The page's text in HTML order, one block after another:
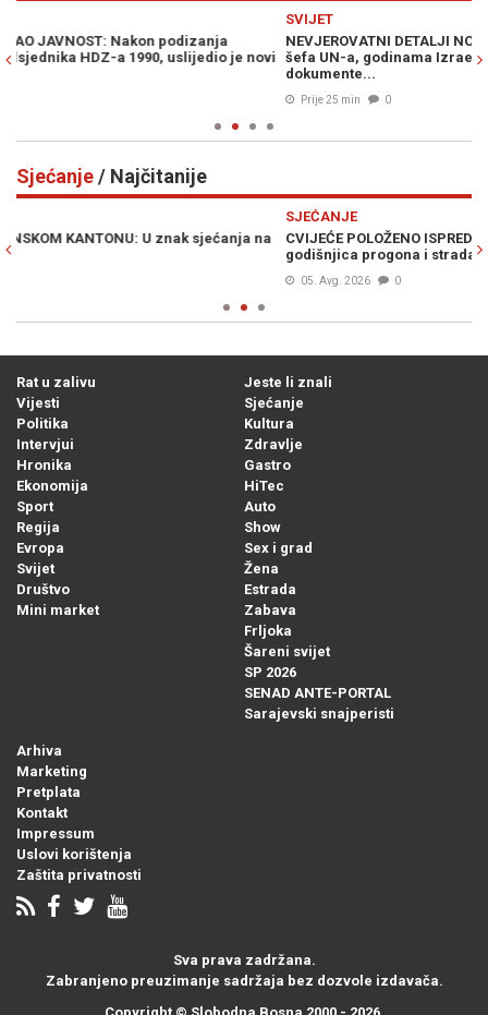
NEVJEROVATNI DETALJI NOVE ŠPIJUNSKE AFERE: Procurili mailovi
šefa UN-a, godinama Izraelu tajno dostavljao povjerljive
Sjećanje/ Najčitanije
CVIJEĆE POLOŽENO ISPRED KOŠTANE BOLNICE: Obilježena 33.
godišnjica progona i stradanja Bošnjaka Stoca
Rat u zalivu
Vijesti
Politika
Intervjui
Hronika
Ekonomija
Sport
Regija
Evropa
Svijet
Društvo
Mini market
Jeste li znali
Sjećanje
Kultura
Zdravlje
Gastro
HiTec
Auto
Show
Sex i grad
Žena
Estrada
Zabava
Frljoka
Šareni svijet
SP 2026
SENAD ANTE-PORTAL
Sarajevski snajperisti
Arhiva
Marketing
Pretplata
Kontakt
Impressum
Uslovi korištenja
Zaštita privatnosti
Sva prava zadržana.
Zabranjeno preuzimanje sadržaja bez dozvole izdavača.